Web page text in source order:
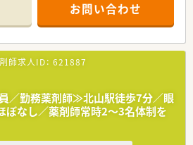
支援事業所なども運営し、多職種連携を推
物像について】
増加に伴う増員募集で、薬局の体制強化を
に良好な関係性を築くかを考えられる方
重要性を理解し、迅速な対応ができる方を求
お問い合わせ
師求人ID： 621887
／勤務薬剤師≫北山駅徒歩7分／眼
ぼなし／薬剤師常時2～3名体制を